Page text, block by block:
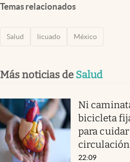
Temas relacionados
Salud licuado México
Más noticias de Salud
Ni
bicicleta
para
circulación
22:09